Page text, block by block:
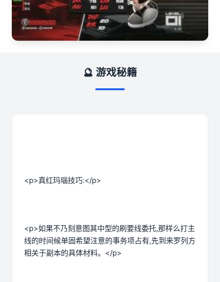
🔮 游戏秘籍
<p>真红玛瑙技巧:</p>
<p>如果不乃刻意图其中型的刷要线委托,那样么打主
线的时间候单固希望注意的事务项占有,先到来罗列方
相关于副本的具体材料。</p>